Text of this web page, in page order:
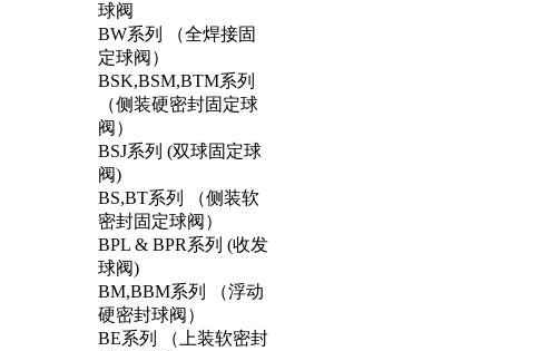
球阀
BW系列 （全焊接固
定球阀）
BSK,BSM,BTM系列
（侧装硬密封固定球
阀）
BSJ系列 (双球固定球
阀)
BS,BT系列 （侧装软
密封固定球阀）
BPL & BPR系列 (收发
球阀)
BM,BBM系列 （浮动
硬密封球阀）
BE系列 （上装软密封